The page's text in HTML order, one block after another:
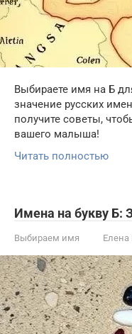
Выбираете имя на Б
значение русских
получите советы,
вашего малыша!
Читать полностью
Имена на букву Б:
Выбираем имя Елена